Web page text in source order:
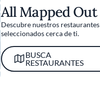
All Mapped Out
Descubre nuestros restaurantes
seleccionados cerca de ti.
BUSCA
RESTAURANTES